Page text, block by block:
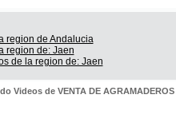
region de Andalucia
region de: Jaen
de la region de: Jaen
Videos de VENTA DE AGRAMADEROS